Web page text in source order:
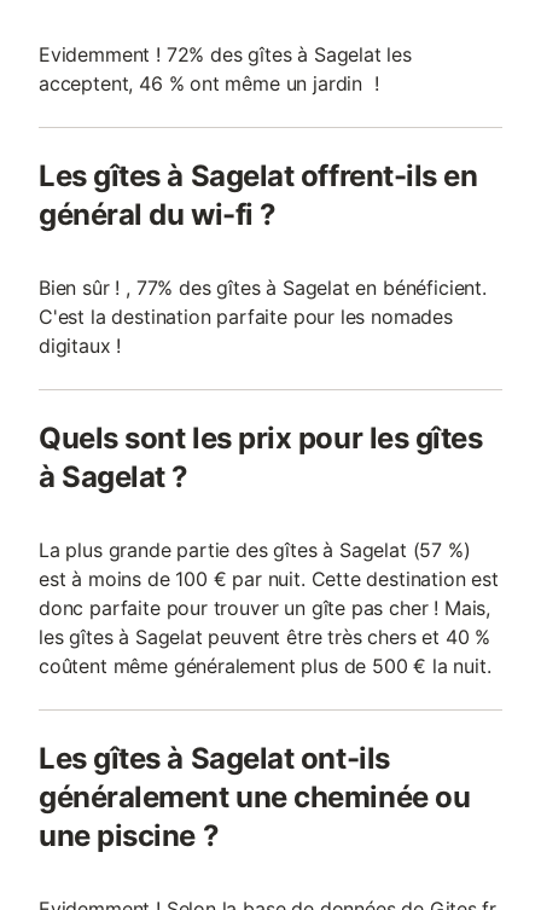
Evidemment ! 72% des gîtes à Sagelat les
acceptent, 46 % ont même un jardin !
Les gîtes à Sagelat offrent-ils en
général du wi-fi ?
Bien sûr ! , 77% des gîtes à Sagelat en bénéficient.
C'est la destination parfaite pour les nomades
digitaux !
Quels sont les prix pour les gîtes
à Sagelat ?
La plus grande partie des gîtes à Sagelat (57 %)
est à moins de 100 € par nuit. Cette destination est
donc parfaite pour trouver un gîte pas cher ! Mais,
les gîtes à Sagelat peuvent être très chers et 40 %
coûtent même généralement plus de 500 € la nuit.
Les gîtes à Sagelat ont-ils
généralement une cheminée ou
une piscine ?